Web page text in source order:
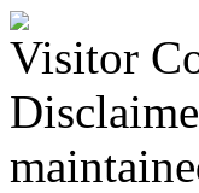
Visitor